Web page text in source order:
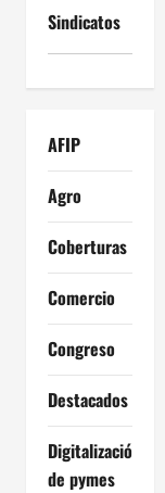
Sindicatos
AFIP
Agro
Coberturas
Comercio
Congreso
Destacados
Digitalización
de pymes